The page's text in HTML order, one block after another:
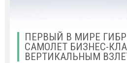
ПЕРВЫЙ В МИРЕ
САМОЛЕТ БИЗНЕС-
ВЕРТИКАЛЬНЫМ